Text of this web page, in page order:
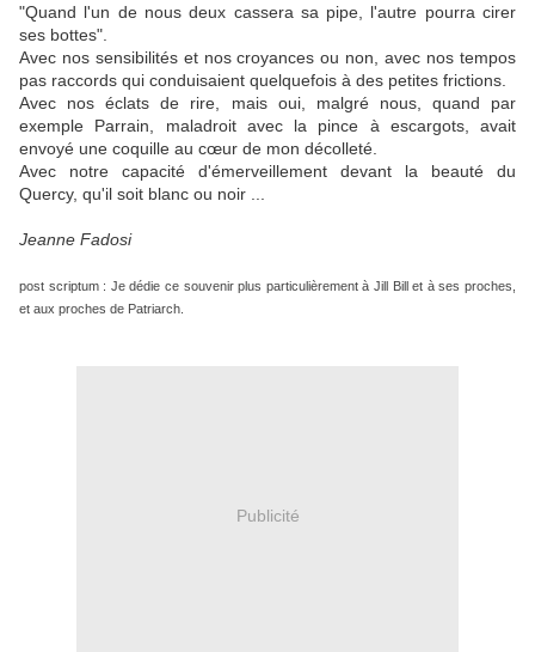
"Quand l'un de nous deux cassera sa pipe, l'autre pourra cirer
ses bottes".
Avec nos sensibilités et nos croyances ou non, avec nos tempos
pas raccords qui conduisaient quelquefois à des petites frictions.
Avec nos éclats de rire, mais oui, malgré nous, quand par
exemple Parrain, maladroit avec la pince à escargots, avait
envoyé une coquille au cœur de mon décolleté.
Avec notre capacité d'émerveillement devant la beauté du
Quercy, qu'il soit blanc ou noir ...
Jeanne Fadosi
post scriptum : Je dédie ce souvenir plus particulièrement à Jill Bill et à ses proches,
et aux proches de Patriarch.
Publicité